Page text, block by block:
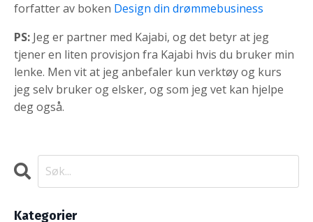
forfatter av boken Design din drømmebusiness
PS: Jeg er partner med Kajabi, og det betyr at jeg
tjener en liten provisjon fra Kajabi hvis du bruker min
lenke. Men vit at jeg anbefaler kun verktøy og kurs
jeg selv bruker og elsker, og som jeg vet kan hjelpe
deg også.
Kategorier